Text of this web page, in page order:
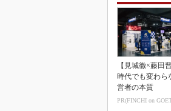
【見城徹×藤田
時代でも変わら
営者の本質
PR(FINCHI on